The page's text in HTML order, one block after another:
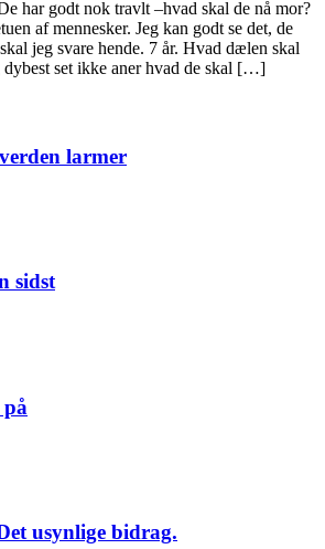
har godt nok travlt –hvad skal de nå mor?
af mennesker. Jeg kan godt se det, de
jeg svare hende. 7 år. Hvad dælen skal
dybest set ikke aner hvad de skal […]
larmer
sidst
usynlige bidrag.